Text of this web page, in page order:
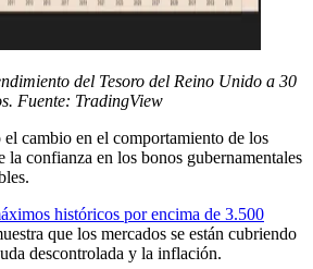
del Tesoro del Reino Unido a 30
Fuente: TradingView
cambio en el comportamiento de los
la confianza en los bonos gubernamentales
históricos por encima de 3.500
que los mercados se están cubriendo
descontrolada y la inflación.